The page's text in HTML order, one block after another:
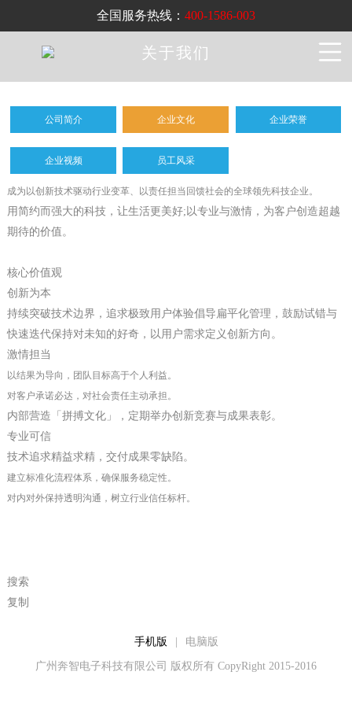
全国服务热线： 400-1586-003
关于我们
公司简介 企业文化 企业荣誉
企业视频 员工风采
成为以创新技术驱动行业变革、以责任担当回馈社会的全球领先科技企业。
用简约而强大的科技，让生活更美好;以专业与激情，为客户创造超越
期待的价值。
核心价值观
创新为本
持续突破技术边界，追求极致用户体验倡导扁平化管理，鼓励试错与
快速迭代保持对未知的好奇，以用户需求定义创新方向。
激情担当
以结果为导向，团队目标高于个人利益。
对客户承诺必达，对社会责任主动承担。
内部营造「拼搏文化」，定期举办创新竞赛与成果表彰。
专业可信
技术追求精益求精，交付成果零缺陷。
建立标准化流程体系，确保服务稳定性。
对内对外保持透明沟通，树立行业信任标杆。
搜索
复制
手机版 电脑版
广州奔智电子科技有限公司 版权所有 CopyRight 2015-2016